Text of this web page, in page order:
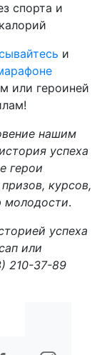
и
или героиней
нашим
успеха
герои
курсов,
молодости.
успеха
или
210-37-89